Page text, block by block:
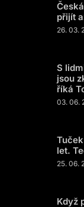
přijít
26. 03.
S
jsou
říká
03. 06.
let.
25. 06.
Když